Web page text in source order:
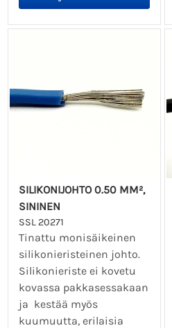
SILIKONIJOHTO 0.50 MM²,
SININEN
SSL 20271
Tinattu monisäikeinen
silikonieristeinen johto.
Silikonieriste ei kovetu
kovassa pakkasessakaan
ja kestää myös
kuumuutta, erilaisia